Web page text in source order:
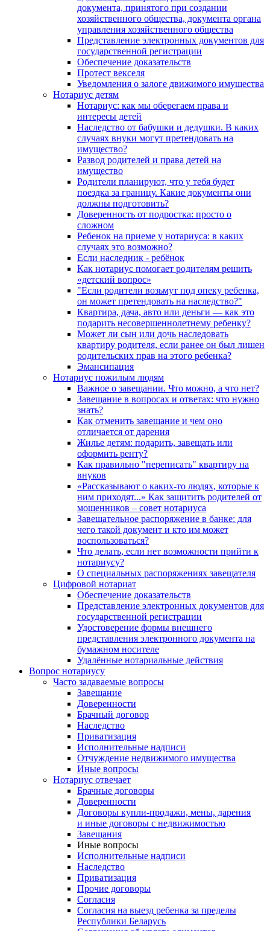
документа, принятого при создании
хозяйственного общества, документа органа
управления хозяйственного общества
Представление электронных документов для
государственной регистрации
Обеспечение доказательств
Протест векселя
Уведомления о залоге движимого имущества
Нотариус детям
Нотариус: как мы оберегаем права и
интересы детей
Наследство от бабушки и дедушки. В каких
случаях внуки могут претендовать на
имущество?
Развод родителей и права детей на
имущество
Родители планируют, что у тебя будет
поездка за границу. Какие документы они
должны подготовить?
Доверенность от подростка: просто о
сложном
Ребенок на приеме у нотариуса: в каких
случаях это возможно?
Если наследник - ребёнок
Как нотариус помогает родителям решить
«детский вопрос»
"Если родители возьмут под опеку ребенка,
он может претендовать на наследство?"
Квартира, дача, авто или деньги — как это
подарить несовершеннолетнему ребенку?
Может ли сын или дочь наследовать
квартиру родителя, если ранее он был лишен
родительских прав на этого ребенка?
Эмансипация
Нотариус пожилым людям
Важное о завещании. Что можно, а что нет?
Завещание в вопросах и ответах: что нужно
знать?
Как отменить завещание и чем оно
отличается от дарения
Жилье детям: подарить, завещать или
оформить ренту?
Как правильно "переписать" квартиру на
внуков
«Рассказывают о каких-то людях, которые к
ним приходят...» Как защитить родителей от
мошенников – совет нотариуса
Завещательное распоряжение в банке: для
чего такой документ и кто им может
воспользоваться?
Что делать, если нет возможности прийти к
нотариусу?
О специальных распоряжениях завещателя
Цифровой нотариат
Обеспечение доказательств
Представление электронных документов для
государственной регистрации
Удостоверение формы внешнего
представления электронного документа на
бумажном носителе
Удалённые нотариальные действия
Вопрос нотариусу
Часто задаваемые вопросы
Завещание
Доверенности
Брачный договор
Наследство
Приватизация
Исполнительные надписи
Отчуждение недвижимого имущества
Иные вопросы
Нотариус отвечает
Брачные договоры
Доверенности
Договоры купли-продажи, мены, дарения
и иные договоры с недвижимостью
Завещания
Иные вопросы
Исполнительные надписи
Наследство
Приватизация
Прочие договоры
Согласия
Согласия на выезд ребенка за пределы
Республики Беларусь